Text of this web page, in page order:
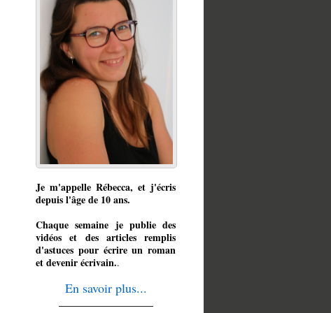
Je m'appelle Rébecca, et j'écris
depuis l'âge de 10 ans.
Chaque semaine je publie des
vidéos et des articles remplis
d'astuces pour écrire un roman
et devenir écrivain..
En savoir plus...
_______________